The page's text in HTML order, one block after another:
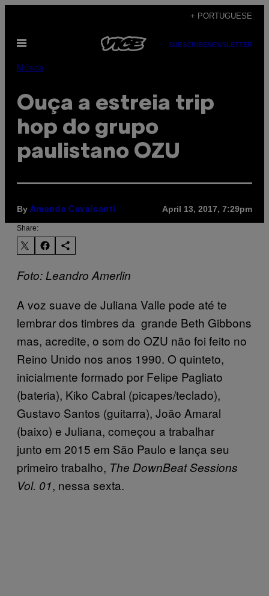
content
+ PORTUGUESE
Open
SUBSCRIBENEWSLETTER
Música
Ouça a estreia trip
hop do grupo
paulistano OZU
By Amanda Cavalcanti April 13, 2017, 7:29pm
Share:
Foto: Leandro Amerlin
A voz suave de Juliana Valle pode até te
lembrar dos timbres da grande Beth Gibbons
mas, acredite, o som do OZU não foi feito no
Reino Unido nos anos 1990. O quinteto,
inicialmente formado por Felipe Pagliato
(bateria), Kiko Cabral (picapes/teclado),
Gustavo Santos (guitarra), João Amaral
(baixo) e Juliana, começou a trabalhar
junto em 2015 em São Paulo e lança seu
primeiro trabalho, The DownBeat Sessions
Vol. 01, nessa sexta.